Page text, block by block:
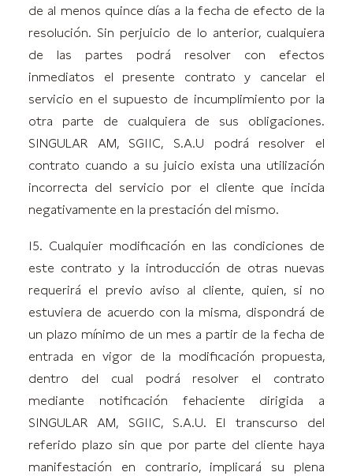
de al menos quince días a la fecha de efecto de la
resolución. Sin perjuicio de lo anterior, cualquiera
de las partes podrá resolver con efectos
inmediatos el presente contrato y cancelar el
servicio en el supuesto de incumplimiento por la
otra parte de cualquiera de sus obligaciones.
SINGULAR AM, SGIIC, S.A.U podrá resolver el
contrato cuando a su juicio exista una utilización
incorrecta del servicio por el cliente que incida
negativamente en la prestación del mismo.
15. Cualquier modificación en las condiciones de
este contrato y la introducción de otras nuevas
requerirá el previo aviso al cliente, quien, si no
estuviera de acuerdo con la misma, dispondrá de
un plazo mínimo de un mes a partir de la fecha de
entrada en vigor de la modificación propuesta,
dentro del cual podrá resolver el contrato
mediante notificación fehaciente dirigida a
SINGULAR AM, SGIIC, S.A.U. El transcurso del
referido plazo sin que por parte del cliente haya
manifestación en contrario, implicará su plena